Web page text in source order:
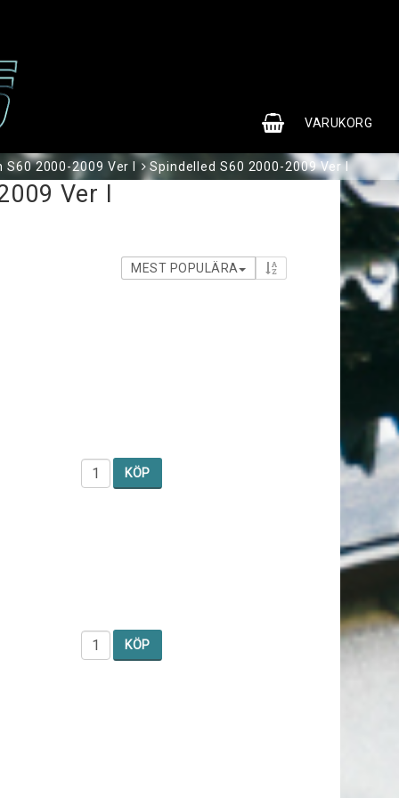
VARUKORG
S60 2000-2009 Ver I Spindelled S60 2000-2009 Ver I
Ver I
MEST POPULÄRA
KÖP
KÖP